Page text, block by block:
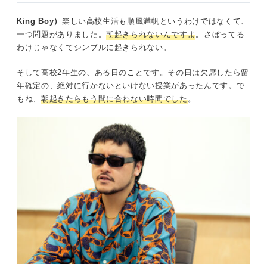
King Boy） 楽しい高校生活も順風満帆というわけではなくて、
一つ問題がありました。朝起きられないんですよ。さぼってる
わけじゃなくてシンプルに起きられない。
そして高校2年生の、ある日のことです。その日は欠席したら留
年確定の、絶対に行かないといけない授業があったんです。で
もね、 朝起きたらもう間に合わない時間でした。